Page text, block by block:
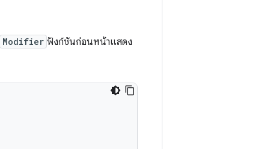
Modifier ฟังก์ชันก่อนหน้าแสดง